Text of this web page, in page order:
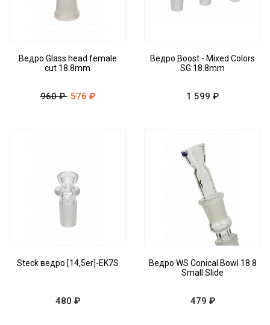
Ведро Glass head female
cut 18.8mm
960 ₽ 576 ₽
Ведро Boost - Mixed Colors
SG:18.8mm
1 599 ₽
Steck ведро [14,5er]-EK7S
480 ₽
Ведро WS Conical Bowl 18.8
Small Slide
479 ₽